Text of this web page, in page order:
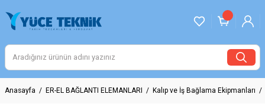
Anasayfa ER-EL BAĞLANTI ELEMANLARI Kalıp ve İş Bağlama Ekipmanları